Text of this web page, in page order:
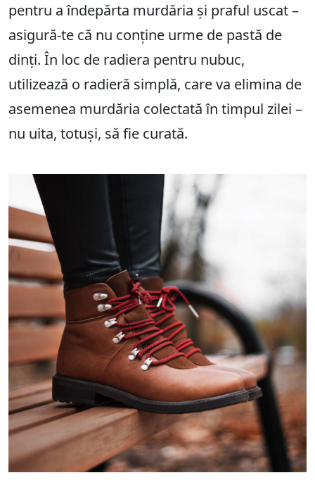
pentru a îndepărta murdăria și praful uscat –
asigură-te că nu conține urme de pastă de
dinți. În loc de radiera pentru nubuc,
utilizează o radieră simplă, care va elimina de
asemenea murdăria colectată în timpul zilei –
nu uita, totuși, să fie curată.